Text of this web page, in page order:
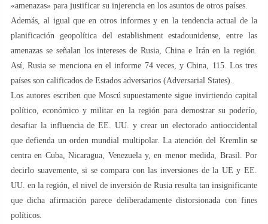
«amenazas» para justificar su injerencia en los asuntos de otros países.
Además, al igual que en otros informes y en la tendencia actual de la
planificación geopolítica del establishment estadounidense, entre las
amenazas se señalan los intereses de Rusia, China e Irán en la región.
Así, Rusia se menciona en el informe 74 veces, y China, 115. Los tres
países son calificados de Estados adversarios (Adversarial States).
Los autores escriben que Moscú supuestamente sigue invirtiendo capital
político, económico y militar en la región para demostrar su poderío,
desafiar la influencia de EE. UU. y crear un electorado antioccidental
que defienda un orden mundial multipolar. La atención del Kremlin se
centra en Cuba, Nicaragua, Venezuela y, en menor medida, Brasil. Por
decirlo suavemente, si se compara con las inversiones de la UE y EE.
UU. en la región, el nivel de inversión de Rusia resulta tan insignificante
que dicha afirmación parece deliberadamente distorsionada con fines
políticos.